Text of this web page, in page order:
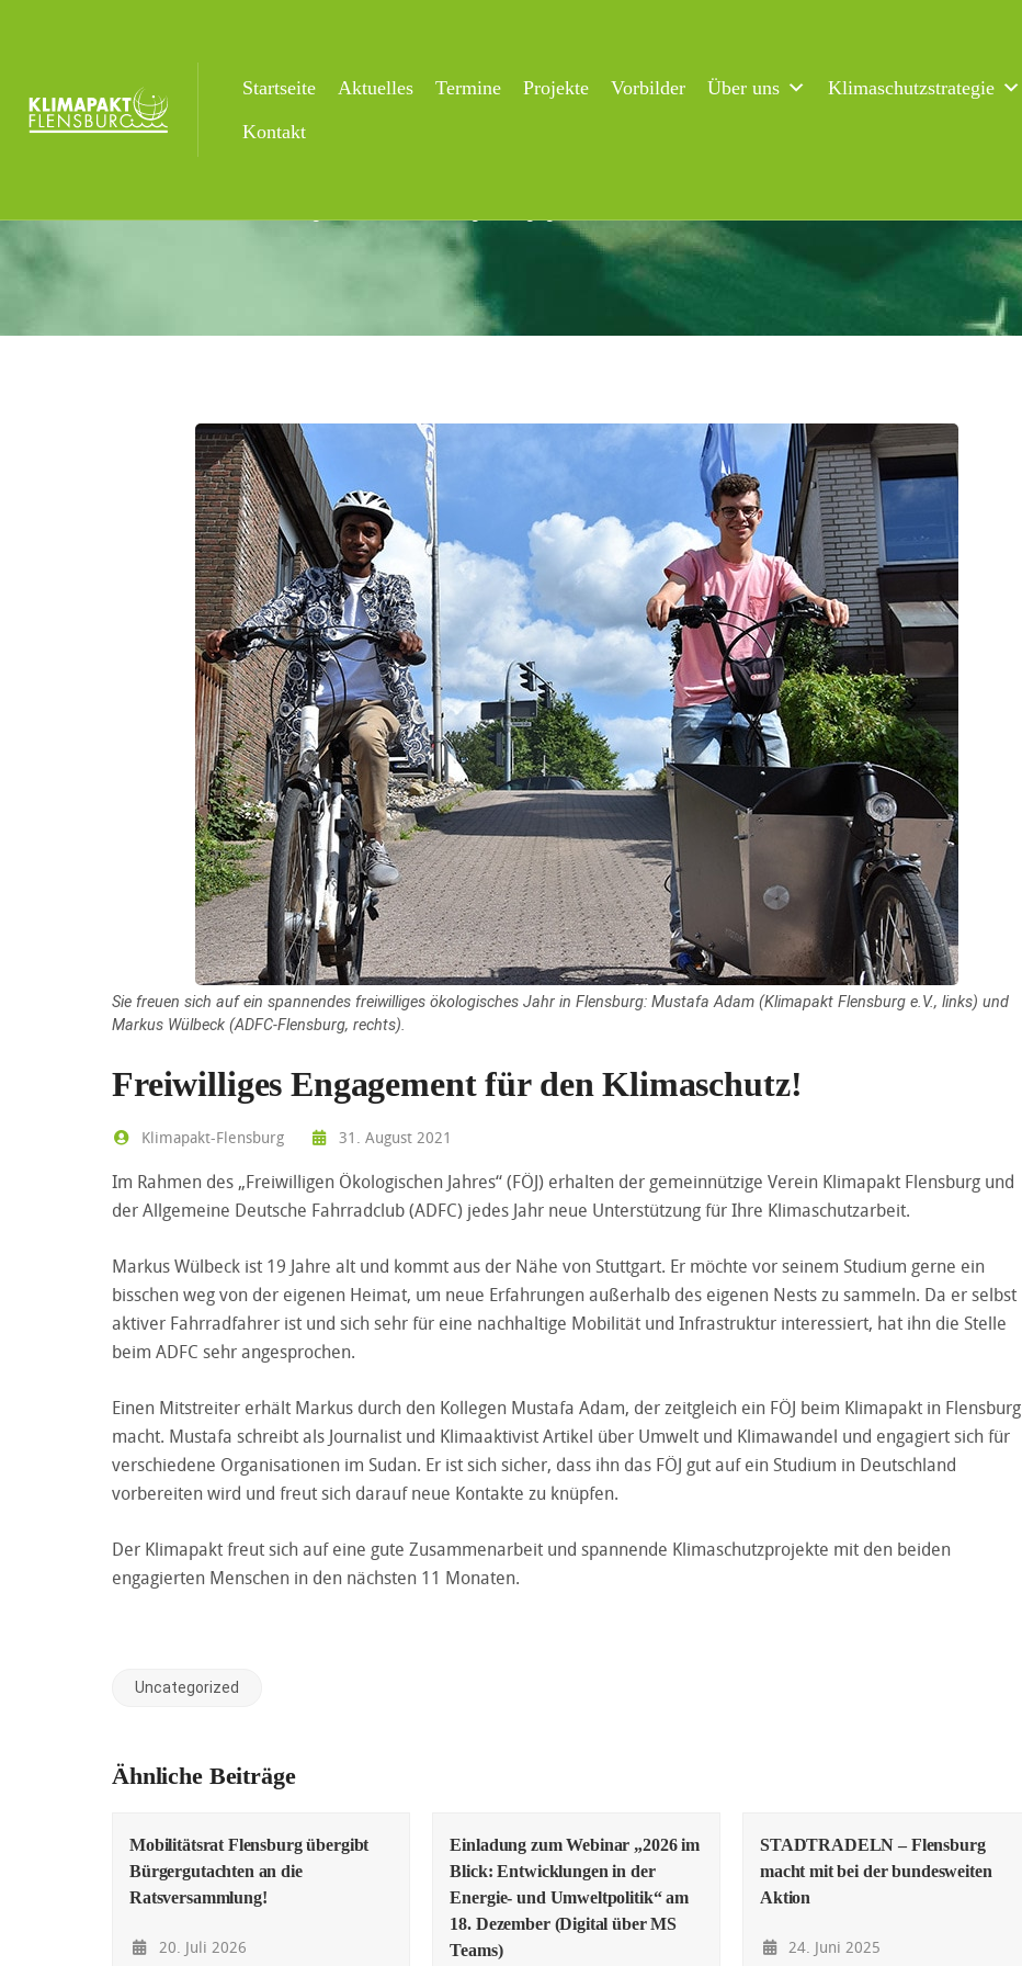
Startseite Aktuelles Termine Projekte Vorbilder Über uns Klimaschutzstrategie
Kontakt
Aktuelles
Sie freuen sich auf ein spannendes freiwilliges ökologisches Jahr in Flensburg: Mustafa Adam (Klimapakt Flensburg e.V., links) und
Markus Wülbeck (ADFC-Flensburg, rechts).
Freiwilliges Engagement für den Klimaschutz!
Klimapakt-Flensburg 31. August 2021
Im Rahmen des „Freiwilligen Ökologischen Jahres“ (FÖJ) erhalten der gemeinnützige Verein Klimapakt Flensburg und
der Allgemeine Deutsche Fahrradclub (ADFC) jedes Jahr neue Unterstützung für Ihre Klimaschutzarbeit.
Markus Wülbeck ist 19 Jahre alt und kommt aus der Nähe von Stuttgart. Er möchte vor seinem Studium gerne ein
bisschen weg von der eigenen Heimat, um neue Erfahrungen außerhalb des eigenen Nests zu sammeln. Da er selbst
aktiver Fahrradfahrer ist und sich sehr für eine nachhaltige Mobilität und Infrastruktur interessiert, hat ihn die Stelle
beim ADFC sehr angesprochen.
Einen Mitstreiter erhält Markus durch den Kollegen Mustafa Adam, der zeitgleich ein FÖJ beim Klimapakt in Flensburg
macht. Mustafa schreibt als Journalist und Klimaaktivist Artikel über Umwelt und Klimawandel und engagiert sich für
verschiedene Organisationen im Sudan. Er ist sich sicher, dass ihn das FÖJ gut auf ein Studium in Deutschland
vorbereiten wird und freut sich darauf neue Kontakte zu knüpfen.
Der Klimapakt freut sich auf eine gute Zusammenarbeit und spannende Klimaschutzprojekte mit den beiden
engagierten Menschen in den nächsten 11 Monaten.
Uncategorized
Ähnliche Beiträge
Mobilitätsrat Flensburg übergibt
Bürgergutachten an die
Ratsversammlung!
20. Juli 2026
Einladung zum Webinar „2026 im
Blick: Entwicklungen in der
Energie- und Umweltpolitik“ am
18. Dezember (Digital über MS
Teams)
STADTRADELN – Flensburg
macht mit bei der bundesweiten
Aktion
24. Juni 2025